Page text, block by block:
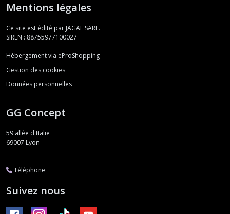
Mentions légales
Ce site est édité par JAGAL SARL.
SIREN : 88755977100027
Hébergement via eProShopping
Gestion des cookies
Données personnelles
GG Concept
59 allée d'Italie
69007 Lyon
Téléphone
Suivez nous